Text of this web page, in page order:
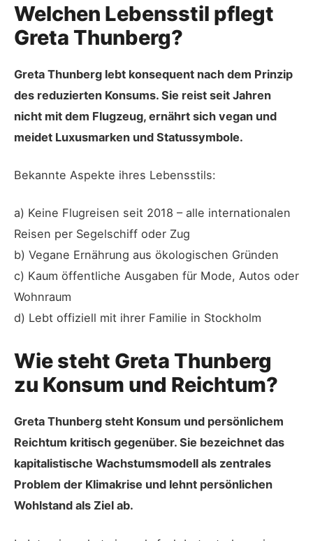
Welchen Lebensstil pflegt
Greta Thunberg?
Greta Thunberg lebt konsequent nach dem Prinzip
des reduzierten Konsums. Sie reist seit Jahren
nicht mit dem Flugzeug, ernährt sich vegan und
meidet Luxusmarken und Statussymbole.
Bekannte Aspekte ihres Lebensstils:
a) Keine Flugreisen seit 2018 – alle internationalen
Reisen per Segelschiff oder Zug
b) Vegane Ernährung aus ökologischen Gründen
c) Kaum öffentliche Ausgaben für Mode, Autos oder
Wohnraum
d) Lebt offiziell mit ihrer Familie in Stockholm
Wie steht Greta Thunberg
zu Konsum und Reichtum?
Greta Thunberg steht Konsum und persönlichem
Reichtum kritisch gegenüber. Sie bezeichnet das
kapitalistische Wachstumsmodell als zentrales
Problem der Klimakrise und lehnt persönlichen
Wohlstand als Ziel ab.